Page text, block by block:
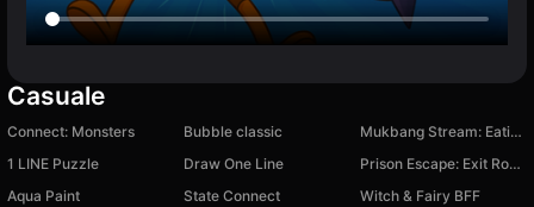
Casuale
Connect: Monsters Bubble classic
Mukbang Stream: Eating ASMR
1 LINE Puzzle
Draw One Line
Prison Escape: Exit Room Game
Aqua Paint
State Connect
Witch & Fairy BFF